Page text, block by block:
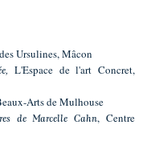
Ursulines, Mâcon
L'Espace de l'art Concret,
Arts de Mulhouse
de Marcelle Cahn, Centre